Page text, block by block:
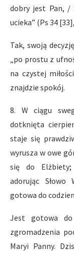
dobry jest Pan, /
ucieka” (Ps 34
Tak, swoją
„po prostu z
na czystej
znajdzie spokój.
8. W ciągu
dotknięta
staje się
wyrusza w owe
się do Elżbiety;
adorując Słowo
gotowa do
Jest gotowa do
zgromadzenia
Maryi Panny.